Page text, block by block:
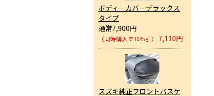
ボディーカバーデラックス
タイプ
通常7,900円
（同時購入で10％引） 7,110円
スズキ純正フロントバスケ